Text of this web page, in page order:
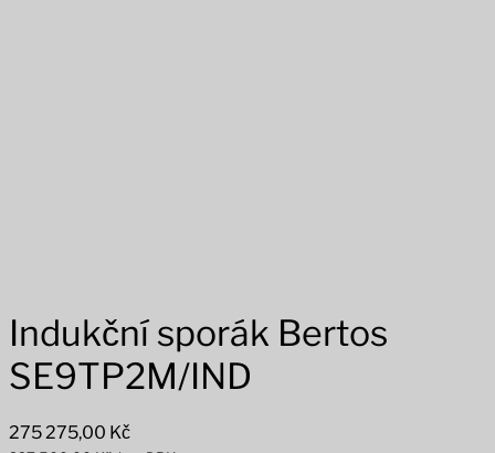
Indukční sporák Bertos
SE9TP2M/IND
275 275,00 Kč